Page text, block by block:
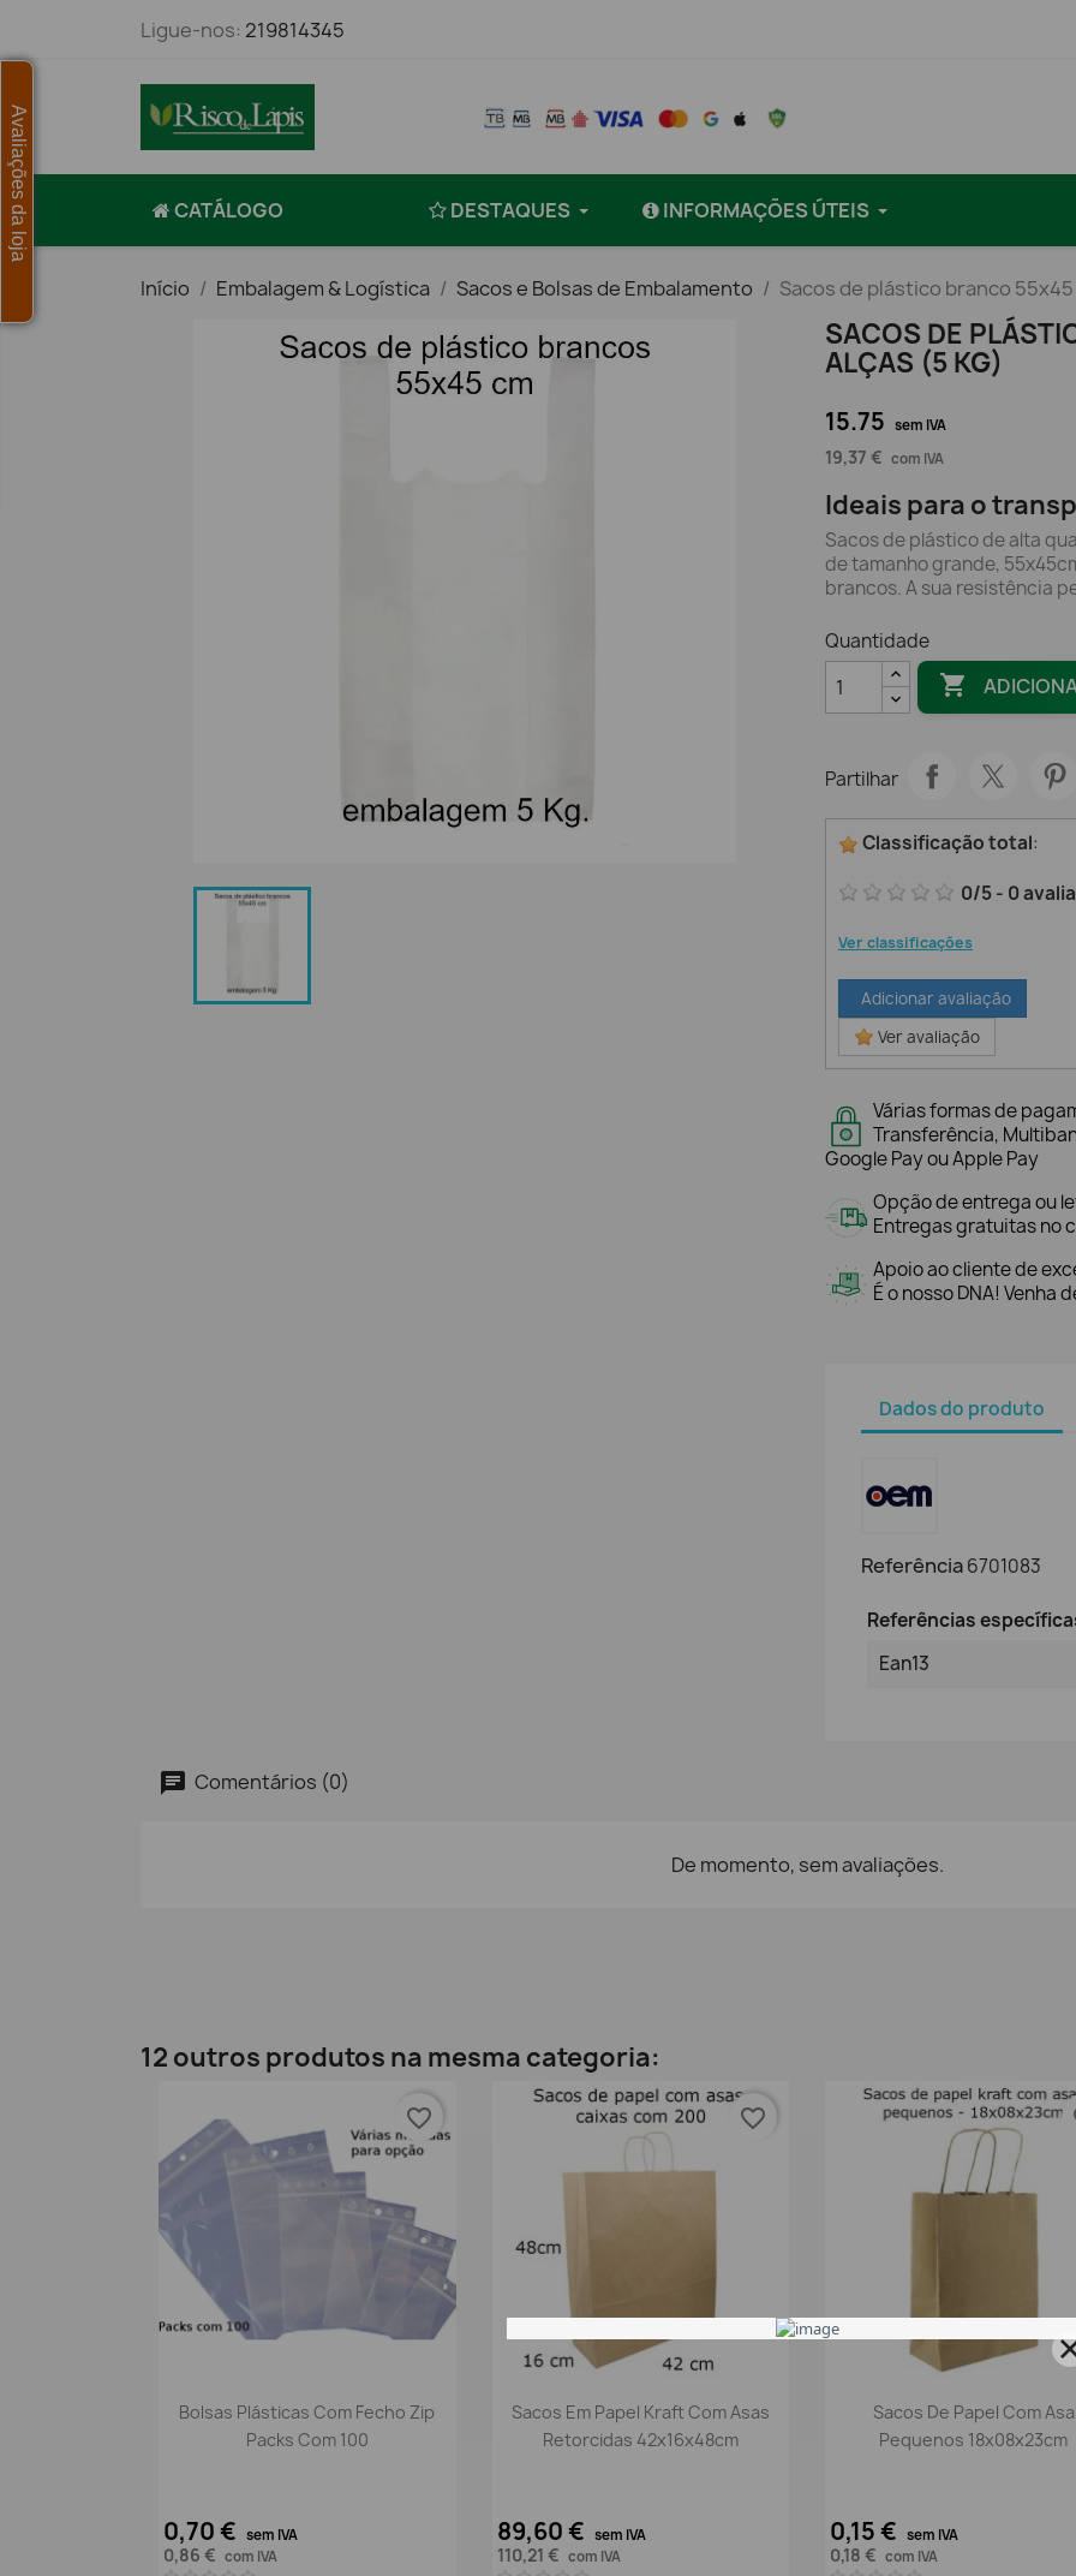
Ligue-nos: 219814345
CATÁLOGO DESTAQUES INFORMAÇÕES ÚTEIS
Início Embalagem & Logística Sacos e Bolsas de Embalamento Sacos de plástico branco
SACOS DE
ALÇAS (5 KG)
15.75 sem IVA
19,37 € com IVA
Ideais para o
Sacos de plástico de alta
de tamanho grande,
brancos. A sua resistência
Quantidade

Partilhar
Classificação total:
0/5- 0
Ver classificações
Adicionar avaliação
Ver avaliação
Várias formas de
Transferência,
Google Pay ou Apple Pay
Opção de entrega ou
Entregas gratuitas no
Apoio ao cliente de
É o nosso DNA! Venha
Dados do produto
Referência6701083
Referências
Ean13
Comentários (0)
De momento, sem avaliações.
12 outros produtos na mesma categoria:
Vista rápida
Bolsas Plásticas Com Fecho Zip
Packs Com 100
0,70 € sem IVA
0,86 € com IVA
favorite_border
Vista rápida
Sacos Em Papel Kraft Com Asas
Retorcidas 42x16x48cm
89,60 € sem IVA
110,21 € com IVA
favorite_border
Vista rápida
Sacos De Papel Com Asa
Pequenos 18x08x23cm
0,15 € sem IVA
0,18 € com IVA
Avaliações da loja